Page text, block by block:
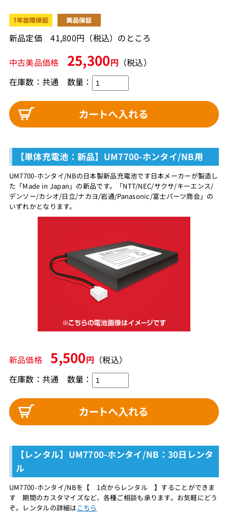
新品定価 41,800円（税込）のところ
中古美品価格 25,300円 （税込）
在庫数：共通 数量：
【単体充電池：新品】UM7700-ホンタイ/NB用
UM7700-ホンタイ/NBの日本製新品充電池です日本メーカーが製造し
た「Made in Japan」の新品です。「NTT/NEC/サクサ/キーエンス/
デンソー/カシオ/日立/ナカヨ/岩通/Panasonic/富士パーツ商会」の
いずれかとなります。
新品価格5,500円 （税込）
在庫数：共通 数量：
【レンタル】UM7700-ホンタイ/NB：30日レンタ
ル
UM7700-ホンタイ/NBを【 1点からレンタル 】することができま
す 期間のカスタマイズなど、各種ご相談も承ります。お気軽にどう
ぞ。レンタルの詳細はこちら